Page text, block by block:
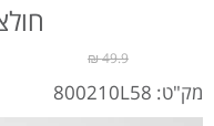
49.9 ₪
מק"ט: 800210L58